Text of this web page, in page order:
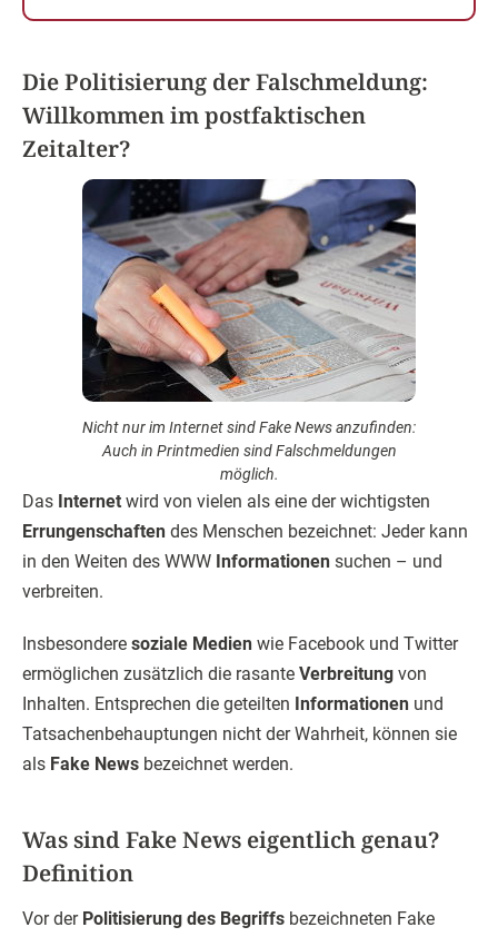
Die Politisierung der Falschmeldung:
Willkommen im postfaktischen
Zeitalter?
Nicht nur im Internet sind Fake News anzufinden:
Auch in Printmedien sind Falschmeldungen
möglich.
Das Internet wird von vielen als eine der wichtigsten
Errungenschaften des Menschen bezeichnet: Jeder kann
in den Weiten des WWW Informationen suchen – und
verbreiten.
Insbesondere soziale Medien wie Facebook und Twitter
ermöglichen zusätzlich die rasante Verbreitung von
Inhalten. Entsprechen die geteilten Informationen und
Tatsachenbehauptungen nicht der Wahrheit, können sie
als Fake News bezeichnet werden.
Was sind Fake News eigentlich genau?
Definition
Vor der Politisierung des Begriffs bezeichneten Fake